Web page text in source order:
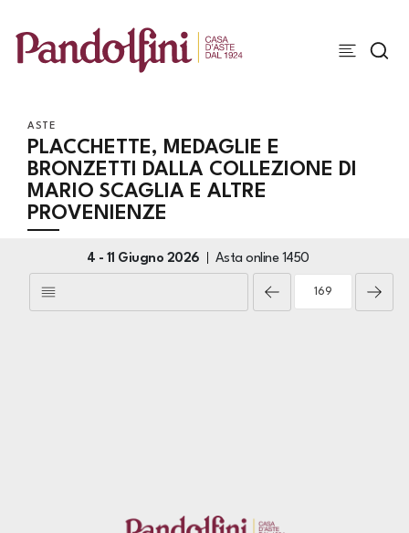
ASTE
PLACCHETTE, MEDAGLIE E
BRONZETTI DALLA COLLEZIONE DI
MARIO SCAGLIA E ALTRE
PROVENIENZE
4 - 11 Giugno 2026 Asta online 1450